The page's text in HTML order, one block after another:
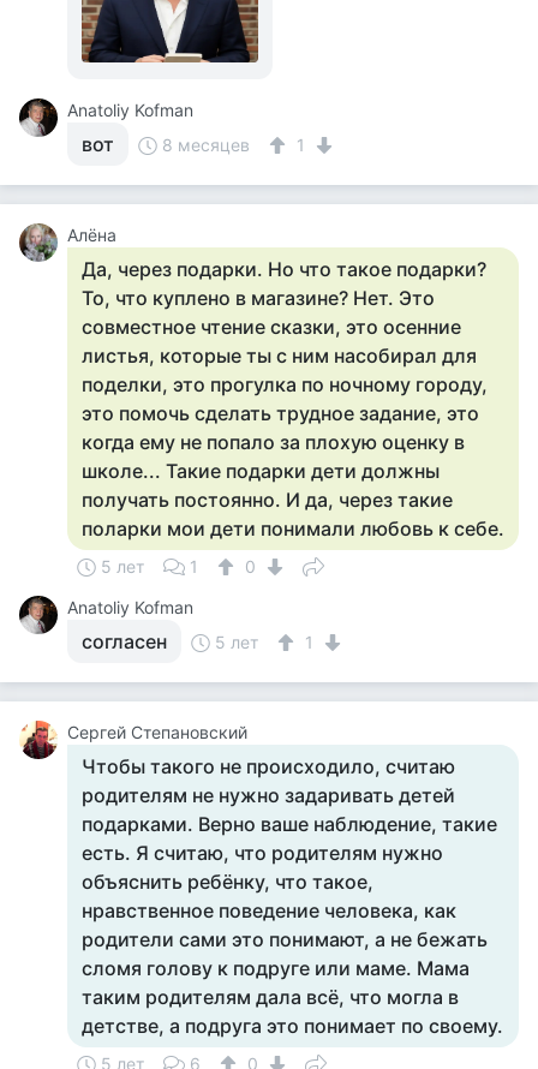
Anatoliy Kofman
вот 8 месяцев 1
Алёна
Да, через подарки. Но что такое подарки?
То, что куплено в магазине? Нет. Это
совместное чтение сказки, это осенние
листья, которые ты с ним насобирал для
поделки, это прогулка по ночному городу,
это помочь сделать трудное задание, это
когда ему не попало за плохую оценку в
школе... Такие подарки дети должны
получать постоянно. И да, через такие
поларки мои дети понимали любовь к себе.
5 лет 1
0
Anatoliy Kofman
согласен 5 лет 1
Сергей Степановский
Чтобы такого не происходило, считаю
родителям не нужно задаривать детей
подарками. Верно ваше наблюдение, такие
есть. Я считаю, что родителям нужно
объяснить ребёнку, что такое,
нравственное поведение человека, как
родители сами это понимают, а не бежать
сломя голову к подруге или маме. Мама
таким родителям дала всё, что могла в
детстве, а подруга это понимает по своему.
5 лет 6 0